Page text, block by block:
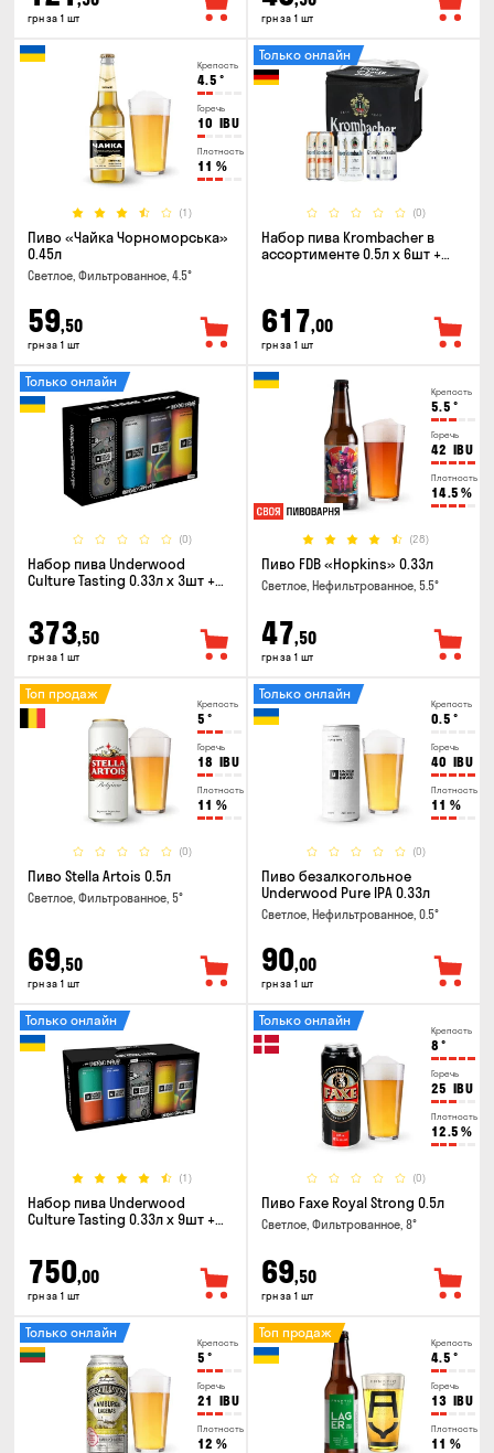
грн за 1 шт грн за 1 шт
Крепость
4.5 °
Горечь
10 IBU
Плотность
11 %
(1)
Пиво «Чайка Чорноморська»
0.45л
Светлое, Фильтрованное, 4.5°
59,50
грн за 1 шт
(0)
Только онлайн
Набор пива Krombacher в
ассортименте 0.5л х 6шт +
617,00
грн за 1 шт
(0)
Только онлайн
Набор пива Underwood
Culture Tasting 0.33л x 3шт +
373,50
грн за 1 шт
Крепость
5.5 °
Горечь
42 IBU
Плотность
14.5 %
(28)
Пиво FDB «Hopkins» 0.33л
Светлое, Нефильтрованное, 5.5°
47,50
грн за 1 шт
Крепость
5 °
Горечь
18 IBU
Плотность
11 %
(0)
Топ продаж
Пиво Stella Artois 0.5л
Светлое, Фильтрованное, 5°
69,50
грн за 1 шт
Крепость
0.5 °
Горечь
40 IBU
Плотность
11 %
(0)
Только онлайн
Пиво безалкогольное
Underwood Pure IPA 0.33л
Светлое, Нефильтрованное, 0.5°
90,00
грн за 1 шт
(1)
Только онлайн
Набор пива Underwood
Culture Tasting 0.33л x 9шт +
750,00
грн за 1 шт
Крепость
8 °
Горечь
25 IBU
Плотность
12.5 %
(0)
Только онлайн
Пиво Faxe Royal Strong 0.5л
Светлое, Фильтрованное, 8°
69,50
грн за 1 шт
Крепость
5 °
Горечь
21 IBU
Плотность
12 %
Только онлайн
Крепость
4.5 °
Горечь
13 IBU
Плотность
11 %
Топ продаж